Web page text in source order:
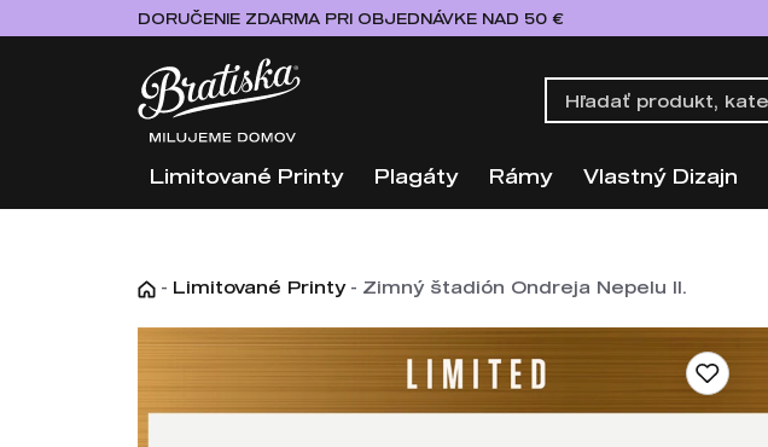
DORUČENIE ZDARMA PRI OBJEDNÁVKE NAD 50 €
Limitované Printy Plagáty Rámy Vlastný Dizajn
- Limitované Printy - Zimný štadión Ondreja Nepelu II.